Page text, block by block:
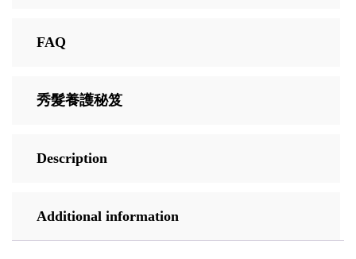
FAQ
秀髮養護秘笈
Description
Additional information